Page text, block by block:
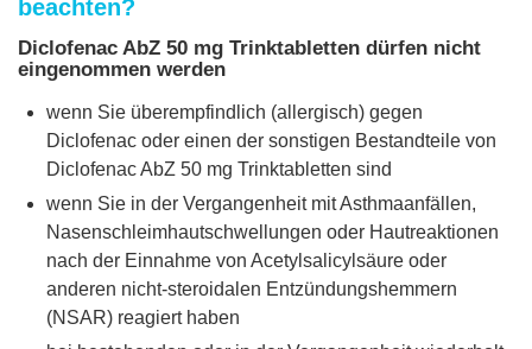
beachten?
Diclofenac AbZ 50 mg Trinktabletten dürfen nicht
eingenommen werden
wenn Sie überempfindlich (allergisch) gegen
Diclofenac oder einen der sonstigen Bestandteile von
Diclofenac AbZ 50 mg Trinktabletten sind
wenn Sie in der Vergangenheit mit Asthmaanfällen,
Nasenschleimhautschwellungen oder Hautreaktionen
nach der Einnahme von Acetylsalicylsäure oder
anderen nicht-steroidalen Entzündungshemmern
(NSAR) reagiert haben